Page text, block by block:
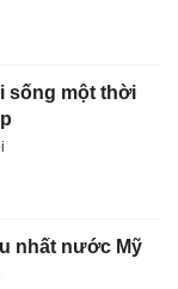
sống một thời
nhất nước Mỹ